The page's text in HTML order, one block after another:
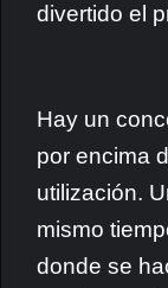
divertido el
Hay un
por encima
utilización.
mismo
donde se